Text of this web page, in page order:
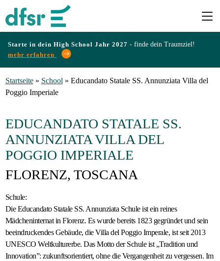
Starte in dein High School Jahr 2027 - finde dein Traumziel!
mehr erfahren
Infos
&
Erfahrungen
Preise
Gastfamilie
werden
Startseite» School» Educandato Statale SS. Annunziata Villa del
Poggio Imperiale
EDUCANDATO STATALE SS.
ANNUNZIATA VILLA DEL
POGGIO IMPERIALE
FLORENZ, TOSCANA
Schule:
Die Educandato Statale SS. Annunziata Schule ist ein reines
Mädcheninternat in Florenz. Es wurde bereits 1823 gegründet und sein
beeindruckendes Gebäude, die Villa del Poggio Imperale, ist seit 2013
UNESCO Weltkulturerbe. Das Motto der Schule ist „Tradition und
Innovation”: zukunftsorientiert, ohne die Vergangenheit zu vergessen. Im